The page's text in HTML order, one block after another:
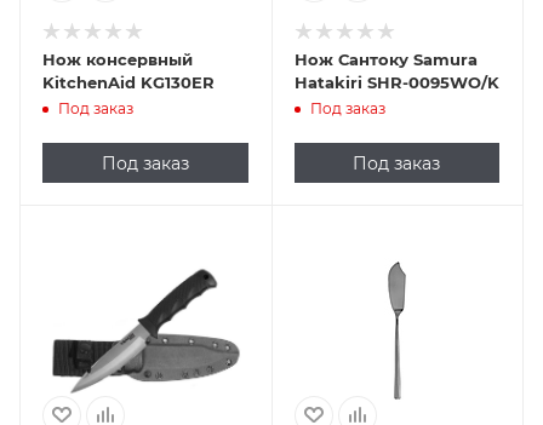
Нож консервный
KitchenAid KG130ER
Под заказ
Под заказ
Нож Сантоку Samura
Hatakiri SHR-0095WO/K
Под заказ
Под заказ